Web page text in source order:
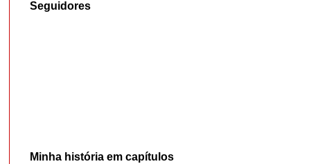
Seguidores
Minha história em capítulos